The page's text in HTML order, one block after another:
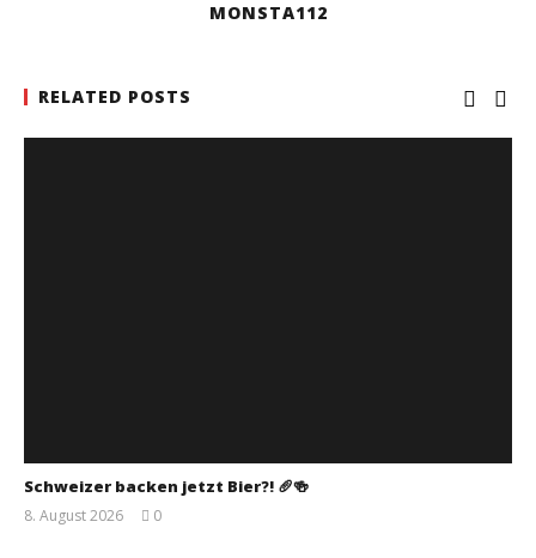
MONSTA112
RELATED POSTS
Schweizer backen jetzt Bier?! 🥖🍻
8. August 2026
0